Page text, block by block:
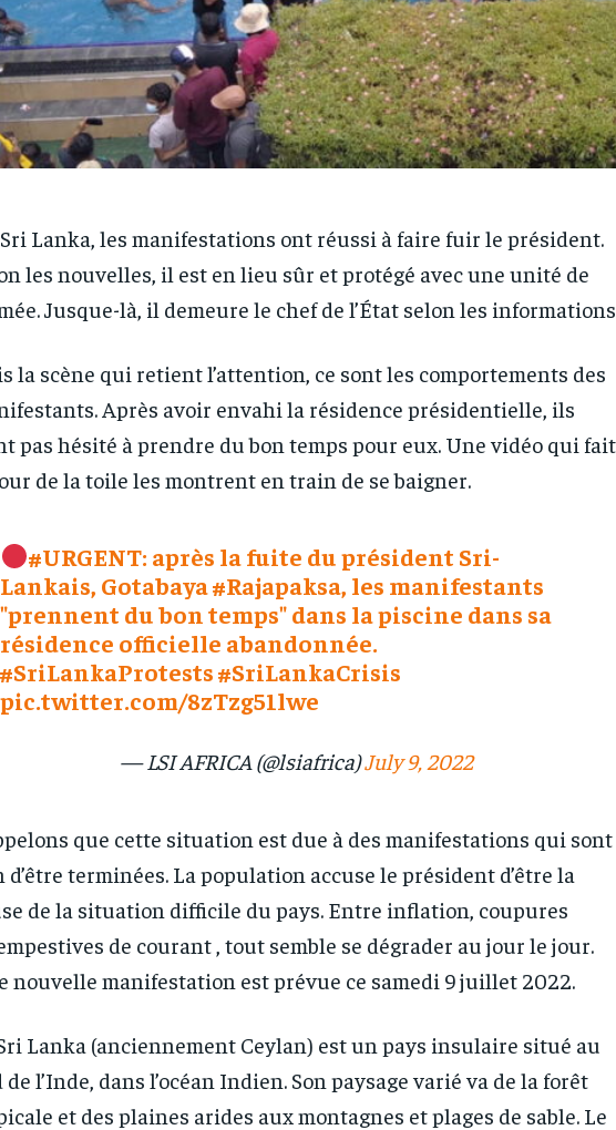
RECOMMENDED
1-YEAR
Pay now and you get access to exclusive
every month after the first
opt out of the monthly
RECOMMENDED
1-YEAR
Pay now and you get access to exclusive
every month after the first
opt out of the monthly
Lanka, les manifestations ont réussi à faire fuir le président.
les nouvelles, il est en lieu sûr et protégé avec une unité de
Jusque-là, il demeure le chef de l’État selon les
la scène qui retient l’attention, ce sont les comportements des
Après avoir envahi la résidence présidentielle, ils
pas hésité à prendre du bon temps pour eux. Une vidéo qui fait
de la toile les montrent en train de se baigner.
#URGENT: après la fuite du président Sri-
Lankais, Gotabaya#Rajapaksa, les manifestants
"prennent du bon temps" dans la piscine dans sa
résidence officielle abandonnée.
#SriLankaProtests#SriLankaCrisis
pic.twitter.com/8zTzg51lwe
— LSI AFRICA (@lsiafrica)July 9, 2022
que cette situation est due à des manifestations qui sont
d’être terminées. La population accuse le président d’être la
de la situation difficile du pays. Entre inflation, coupures
de courant , tout semble se dégrader au jour le jour.
nouvelle manifestation est prévue ce samedi 9 juillet 2022.
Lanka (anciennement Ceylan) est un pays insulaire situé au
de l’Inde, dans l’océan Indien. Son paysage varié va de la forêt
et des plaines arides aux montagnes et plages de sable. Le